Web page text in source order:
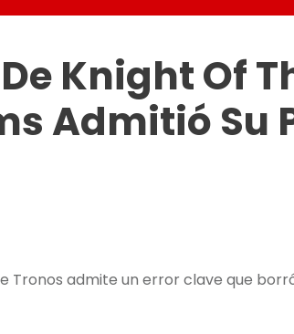
Knight Of
Admitió Su
Tronos admite un error clave que